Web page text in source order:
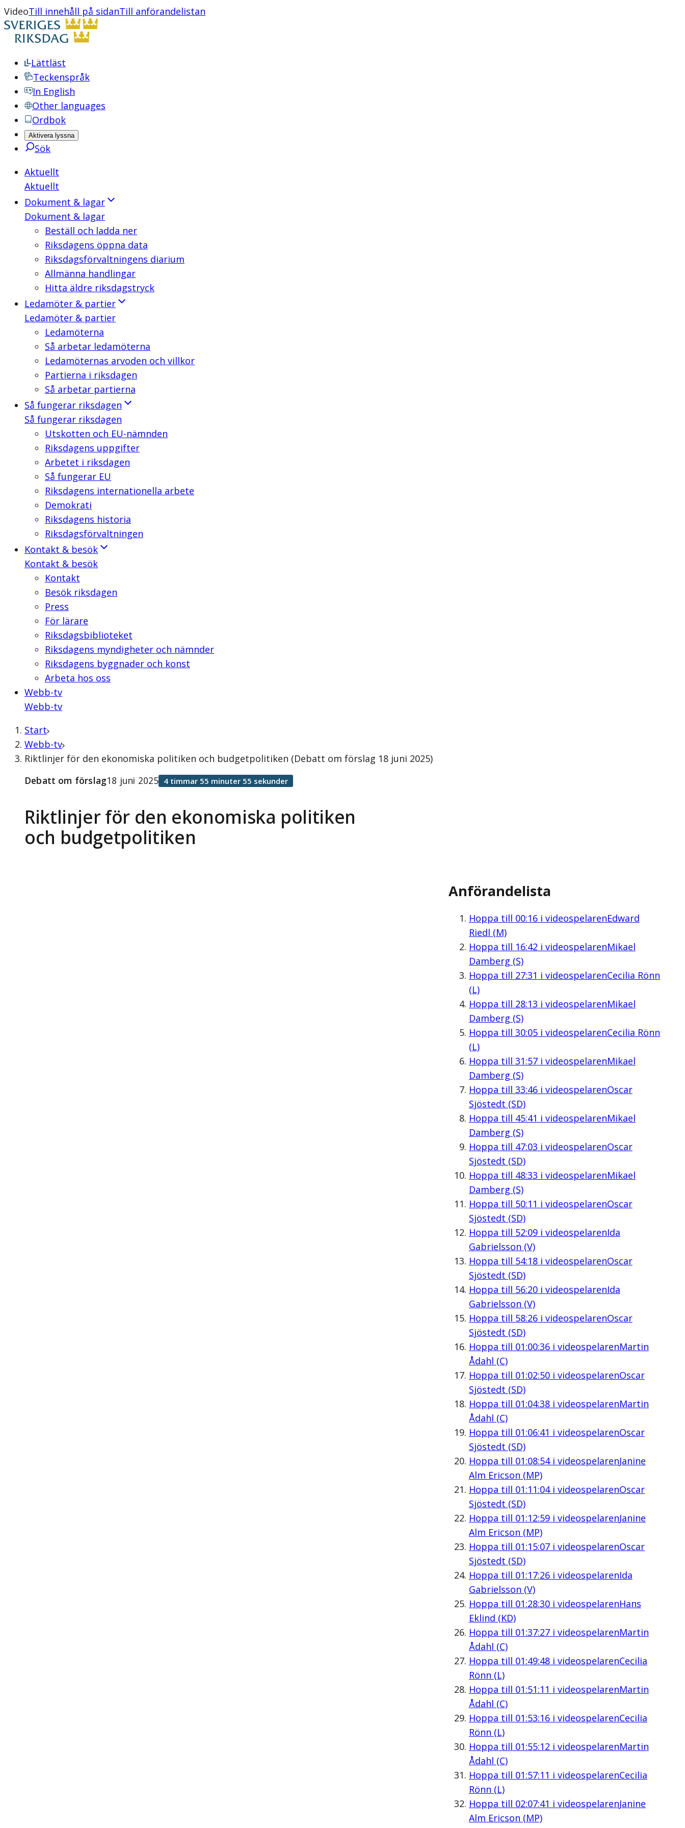
VideoTill innehåll på sidanTill anförandelistan
Lättläst
Teckenspråk
In English
Other languages
Ordbok
Aktivera lyssna
Sök
Aktuellt
Aktuellt
Dokument & lagar
Dokument & lagar
Beställ och ladda ner
Riksdagens öppna data
Riksdagsförvaltningens diarium
Allmänna handlingar
Hitta äldre riksdagstryck
Ledamöter & partier
Ledamöter & partier
Ledamöterna
Så arbetar ledamöterna
Ledamöternas arvoden och villkor
Partierna i riksdagen
Så arbetar partierna
Så fungerar riksdagen
Så fungerar riksdagen
Utskotten och EU-nämnden
Riksdagens uppgifter
Arbetet i riksdagen
Så fungerar EU
Riksdagens internationella arbete
Demokrati
Riksdagens historia
Riksdagsförvaltningen
Kontakt & besök
Kontakt & besök
Kontakt
Besök riksdagen
Press
För lärare
Riksdagsbiblioteket
Riksdagens myndigheter och nämnder
Riksdagens byggnader och konst
Arbeta hos oss
Webb-tv
Webb-tv
Start
Webb-tv
Riktlinjer för den ekonomiska politiken och budgetpolitiken (Debatt om förslag 18 juni 2025)
Riktlinjer för den ekonomiska politiken
och budgetpolitiken
Debatt om förslag18 juni 2025 4 timmar 55 minuter 55 sekunder
Anförandelista
Hoppa till 00:16i videospelarenEdward
Riedl (M)
Hoppa till 16:42 i videospelarenMikael
Damberg (S)
Hoppa till 27:31 i videospelarenCecilia Rönn
(L)
Hoppa till 28:13 i videospelarenMikael
Damberg (S)
Hoppa till 30:05i videospelarenCecilia Rönn
(L)
Hoppa till 31:57i videospelarenMikael
Damberg (S)
Hoppa till 33:46i videospelarenOscar
Sjöstedt (SD)
Hoppa till 45:41 i videospelarenMikael
Damberg (S)
Hoppa till 47:03 i videospelarenOscar
Sjöstedt (SD)
Hoppa till 48:33 i videospelarenMikael
Damberg (S)
Hoppa till 50:11 i videospelarenOscar
Sjöstedt (SD)
Hoppa till 52:09i videospelarenIda
Gabrielsson (V)
Hoppa till 54:18i videospelarenOscar
Sjöstedt (SD)
Hoppa till 56:20i videospelarenIda
Gabrielsson (V)
Hoppa till 58:26i videospelarenOscar
Sjöstedt (SD)
Hoppa till 01:00:36i videospelarenMartin
Ådahl (C)
Hoppa till 01:02:50i videospelarenOscar
Sjöstedt (SD)
Hoppa till 01:04:38i videospelarenMartin
Ådahl (C)
Hoppa till 01:06:41 i videospelarenOscar
Sjöstedt (SD)
Hoppa till 01:08:54i videospelarenJanine
Alm Ericson (MP)
Hoppa till 01:11:04i videospelarenOscar
Sjöstedt (SD)
Hoppa till 01:12:59i videospelarenJanine
Alm Ericson (MP)
Hoppa till 01:15:07i videospelarenOscar
Sjöstedt (SD)
Hoppa till 01:17:26i videospelarenIda
Gabrielsson (V)
Hoppa till 01:28:30i videospelarenHans
Eklind (KD)
Hoppa till 01:37:27i videospelarenMartin
Ådahl (C)
Hoppa till 01:49:48i videospelarenCecilia
Rönn (L)
Hoppa till 01:51:11 i videospelarenMartin
Ådahl (C)
Hoppa till 01:53:16i videospelarenCecilia
Rönn (L)
Hoppa till 01:55:12 i videospelarenMartin
Ådahl (C)
Hoppa till 01:57:11 i videospelarenCecilia
Rönn (L)
Hoppa till 02:07:41 i videospelarenJanine
Alm Ericson (MP)